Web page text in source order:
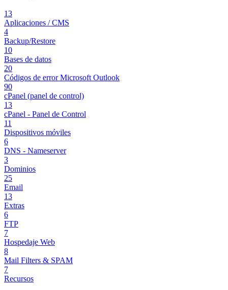
13
Aplicaciones / CMS
4
Backup/Restore
10
Bases de datos
20
Códigos de error Microsoft Outlook
90
cPanel (panel de control)
13
cPanel - Panel de Control
11
Dispositivos móviles
6
DNS - Nameserver
3
Dominios
25
Email
13
Extras
6
FTP
7
Hospedaje Web
8
Mail Filters & SPAM
7
Recursos